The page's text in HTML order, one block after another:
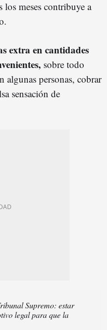
meses contribuye a
extra en cantidades
sobre todo
algunas personas, cobrar
sensación de
Supremo: estar
legal para que la